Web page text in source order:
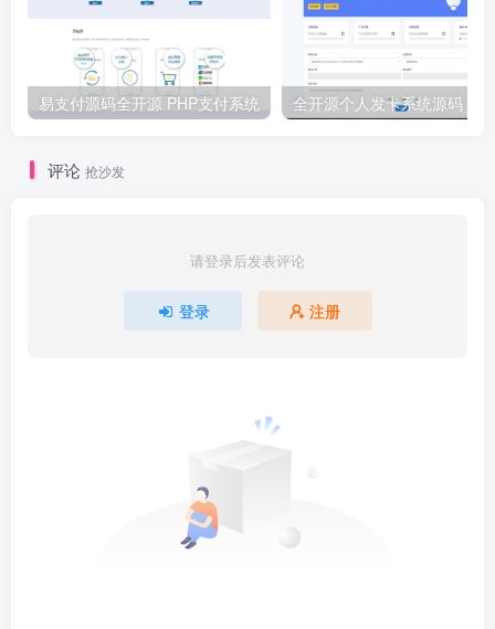
易支付源码全开源 PHP支付系统
评论 抢沙发
请登录后发表评论
登录 注册